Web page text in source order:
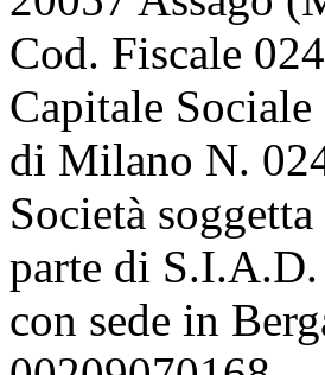
Cod. Fiscale
Capitale
di Milano N.
Società
parte di
con sede in